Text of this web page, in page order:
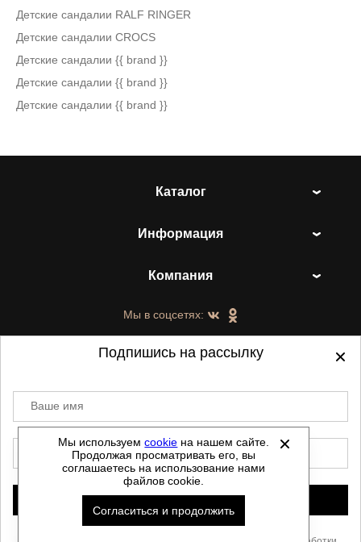
Детские сандалии RALF RINGER
Детские сандалии CROCS
Детские сандалии {{ brand }}
Детские сандалии {{ brand }}
Детские сандалии {{ brand }}
Каталог
Информация
Компания
Мы в соцсетях:
©2021-2026 - ShoesTown.ru - все права
защищены.
Данный сайт не является интернет магазином и
не является публичной офертой.
Политика обработки персональных данных
Автоматизировано -
Мы используемcookie на нашем сайте.
Продолжая просматривать его, вы
соглашаетесь на использование нами
файлов cookie.
Согласиться и продолжить
Подпишись на рассылку
Ваше имя